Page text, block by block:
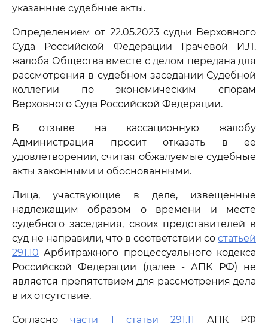
указанные судебные акты.
Определением от 22.05.2023 судьи Верховного
Суда Российской Федерации Грачевой И.Л.
жалоба Общества вместе с делом передана для
рассмотрения в судебном заседании Судебной
коллегии по экономическим спорам
Верховного Суда Российской Федерации.
В отзыве на кассационную жалобу
Администрация просит отказать в ее
удовлетворении, считая обжалуемые судебные
акты законными и обоснованными.
Лица, участвующие в деле, извещенные
надлежащим образом о времени и месте
судебного заседания, своих представителей в
суд не направили, что в соответствии со статьей
291.10 Арбитражного процессуального кодекса
Российской Федерации (далее - АПК РФ) не
является препятствием для рассмотрения дела
в их отсутствие.
Согласночасти 1 статьи 291.11
АПК РФ